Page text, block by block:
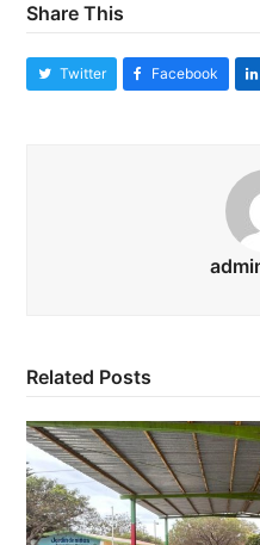
Share This
Twitter Facebook
Related Posts